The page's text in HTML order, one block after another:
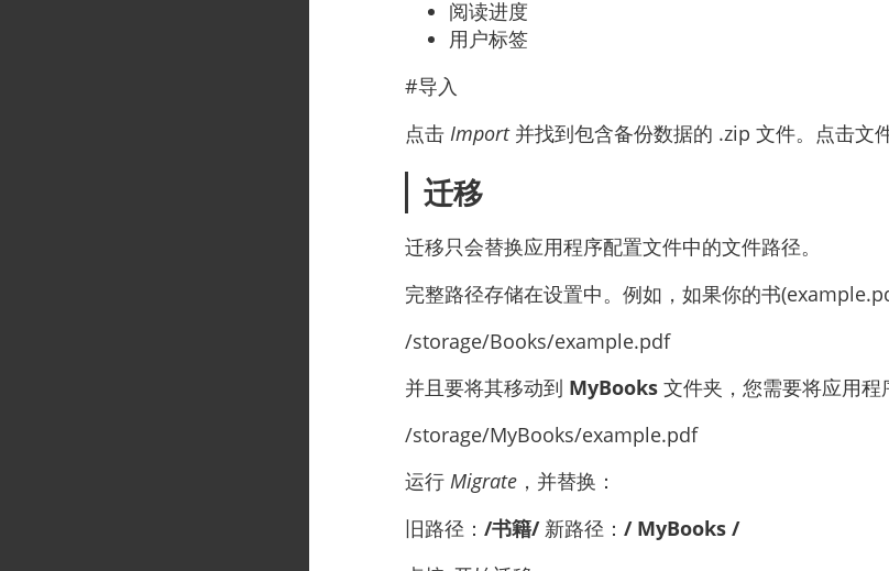
阅读进度
用户标签
#导入
点击 Import并找到包含备份数据的 .zip 文件。点击文
迁移
迁移只会替换应用程序配置文件中的文件路径。
完整路径存储在设置中。例如，如果你的书
/storage/Books/example.pdf
并且要将其移动到 MyBooks 文件夹，您需要将应用程
/storage/MyBooks/example.pdf
运行 Migrate ，并替换：
旧路径： /书籍/新路径： / MyBooks /